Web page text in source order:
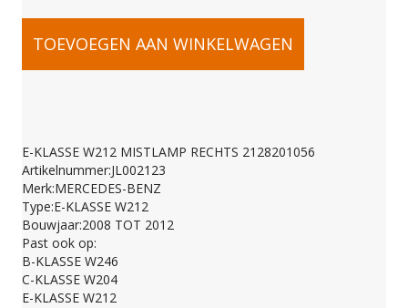
E-
W212
MISTLAMP
RECHTS
TOEVOEGEN AAN WINKELWAGEN
E-KLASSE W212 MISTLAMP RECHTS 2128201056
Artikelnummer:JL002123
Merk:MERCEDES-BENZ
Type:E-KLASSE W212
Bouwjaar:2008 TOT 2012
Past ook op:
B-KLASSE W246
C-KLASSE W204
E-KLASSE W212